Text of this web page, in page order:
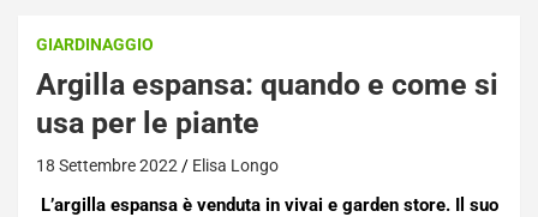
GIARDINAGGIO
Argilla espansa: quando e come si
usa per le piante
18 Settembre 2022 Elisa Longo
L’argilla espansa è venduta in vivai e garden store. Il suo